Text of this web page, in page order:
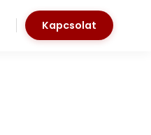
Kapcsolat